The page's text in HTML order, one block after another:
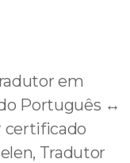
em
Português ↔️
certificado
Tradutor